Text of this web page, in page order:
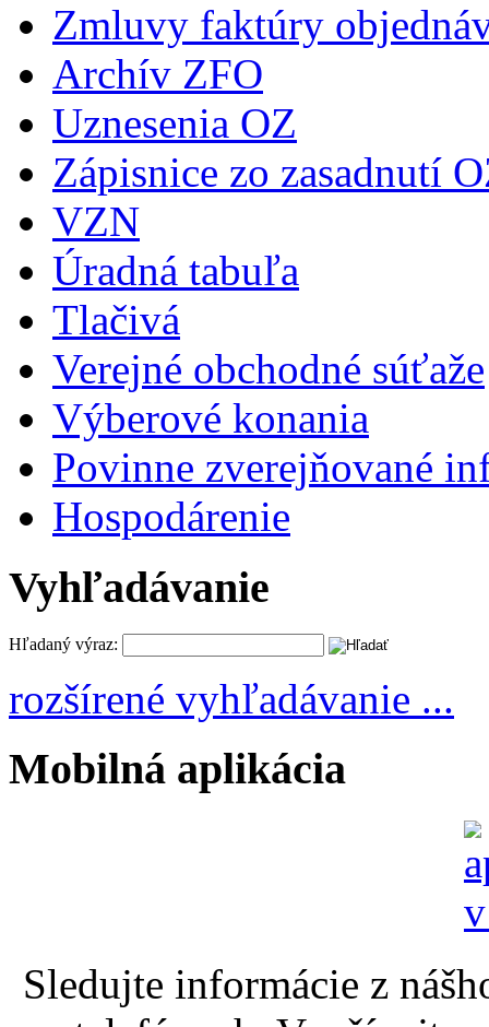
Zmluvy faktúry
Archív ZFO
Uznesenia OZ
Zápisnice zo zasadnutí
VZN
Úradná tabuľa
Tlačivá
Verejné obchodné súťaže
Výberové konania
Povinne zverejňované
Hospodárenie
Vyhľadávanie
Hľadaný výraz:
rozšírené vyhľadávanie ...
Mobilná aplikácia
Sledujte informácie z